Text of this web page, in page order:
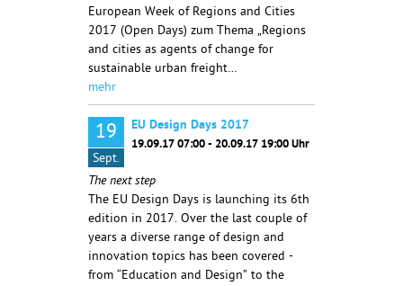
European Week of Regions and Cities
2017 (Open Days) zum Thema „Regions
and cities as agents of change for
sustainable urban freight…
mehr
19
Sept.
EU Design Days 2017
19.09.17 07:00 - 20.09.17 19:00 Uhr
The next step
The EU Design Days is launching its 6th
edition in 2017. Over the last couple of
years a diverse range of design and
innovation topics has been covered -
from “Education and Design” to the